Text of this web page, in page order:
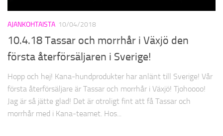
AJANKOHTAISTA 10/04/2018
10.4.18 Tassar och morrhår i Växjö den
första återförsäljaren i Sverige!
Hopp och hej! Kana-hundprodukter har anlänt till Sverige! Vår
första återförsäljare är Tassar och morrhår i Växjö! Tjohoooo!
Jag är så jätte glad! Det är otroligt fint att få Tassar och
morrhår med i Kana-teamet. Hos...